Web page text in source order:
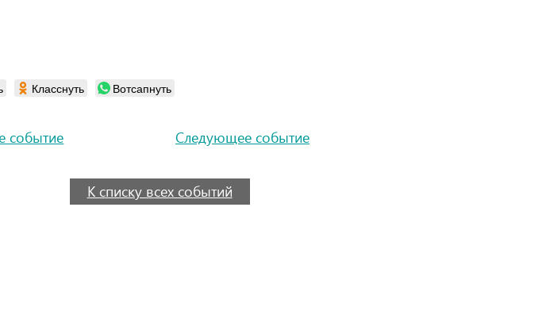
Класснуть Вотсапнуть
событие Следующее событие
К списку всех событий